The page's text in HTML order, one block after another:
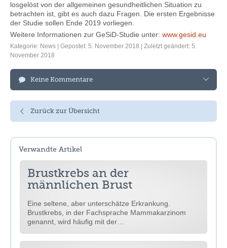
losgelöst von der allgemeinen gesundheitlichen Situation zu
betrachten ist, gibt es auch dazu Fragen. Die ersten Ergebnisse
der Studie sollen Ende 2019 vorliegen.
Weitere Informationen zur GeSiD-Studie unter: www.gesid.eu
Kategorie: News | Gepostet: 5. November 2018 | Zuletzt geändert: 5.
November 2018
Keine Kommentare
Zurück zur Übersicht
Verwandte Artikel
Brustkrebs an der
männlichen Brust
Eine seltene, aber unterschätze Erkrankung.
Brustkrebs, in der Fachsprache Mammakarzinom
genannt, wird häufig mit der…